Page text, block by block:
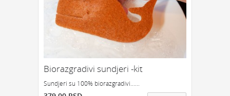
Biorazgradivi sundjeri -kit
Sundjeri su 100% biorazgradivi......